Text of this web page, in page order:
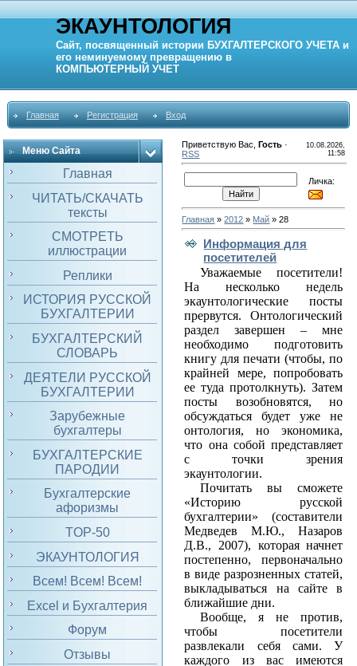
ЭКАУНТОЛОГИЯ
Сайт, посвященный истории БУХГАЛТЕРСКОГО УЧЕТА и
его неминуемому превращению в
КОМПЬЮТЕРНЫЙ УЧЕТ
Главная Регистрация Вход
Меню Сайта
Главная
ЧИТАТЬ/СКАЧАТЬ
тексты
СМОТРЕТЬ
иллюстрации
Реплики
ИСТОРИЯ РУССКОЙ
БУХГАЛТЕРИИ
БУХГАЛТЕРСКИЙ
СЛОВАРЬ
ДЕЯТЕЛИ РУССКОЙ
БУХГАЛТЕРИИ
Зарубежные
бухгалтеры
БУХГАЛТЕРСКИЕ
ПАРОДИИ
Бухгалтерские
афоризмы
TOP-50
ЭКАУНТОЛОГИЯ
Всем! Всем! Всем!
Excel и Бухгалтерия
Форум
Отзывы
Приветствую Вас ,Гость ·
RSS
10.08.2026,
11:58
Личка:
Главная »2012 » Май » 28
Информация для
посетителей
Уважаемые посетители!
На несколько недель
экаунтологические посты
прервутся. Онтологический
раздел завершен – мне
необходимо подготовить
книгу для печати (чтобы, по
крайней мере, попробовать
ее туда протолкнуть). Затем
посты возобновятся, но
обсуждаться будет уже не
онтология, но экономика,
что она собой представляет
с точки зрения
экаунтологии.
Почитать вы сможете
«Историю русской
бухгалтерии» (составители
Медведев М.Ю., Назаров
Д.В., 2007), которая начнет
постепенно, первоначально
в виде разрозненных статей,
выкладываться на сайте в
ближайшие дни.
Вообще, я не против,
чтобы посетители
развлекали себя сами. У
каждого из вас имеются